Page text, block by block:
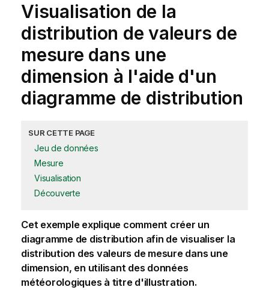
Visualisation de la
distribution de valeurs de
mesure dans une
dimension à l'aide d'un
diagramme de distribution
SUR CETTE PAGE
Jeu de données
Mesure
Visualisation
Découverte
Cet exemple explique comment créer un
diagramme de distribution afin de visualiser la
distribution des valeurs de mesuredans une
dimension, en utilisant des données
météorologiques à titre d'illustration.